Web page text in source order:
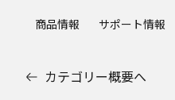
商品情報 サポート情報
カテゴリー概要へ